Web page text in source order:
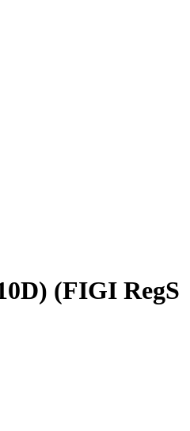
(FIGI RegS